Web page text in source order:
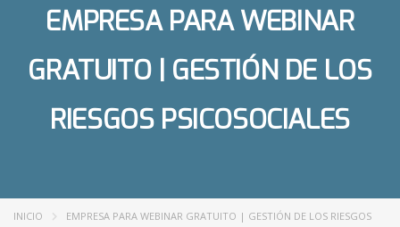
EMPRESA PARA WEBINAR
GRATUITO | GESTIÓN DE LOS
RIESGOS PSICOSOCIALES
INICIO
EMPRESA PARA WEBINAR GRATUITO | GESTIÓN DE LOS RIESGOS